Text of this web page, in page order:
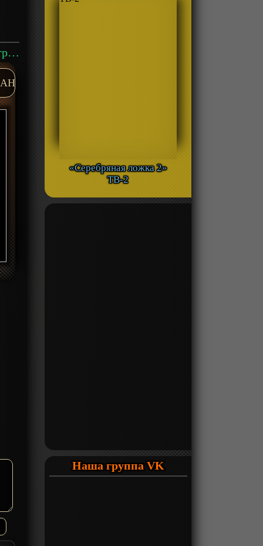
Аниме «Тихоокеанский рубеж: Тёмная зона» ТВ-1 смотреть онлайн
AH
«Серебряная ложка 2»
ТВ-2
Наша группа VK